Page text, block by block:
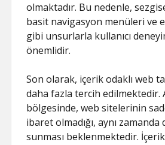
olmaktadır. Bu nedenle,
basit navigasyon menüleri ve
gibi unsurlarla kullanıcı
önemlidir.
Son olarak, içerik odaklı web
daha fazla tercih edilmektedir.
bölgesinde, web sitelerinin
ibaret olmadığı, aynı
sunması beklenmektedir.